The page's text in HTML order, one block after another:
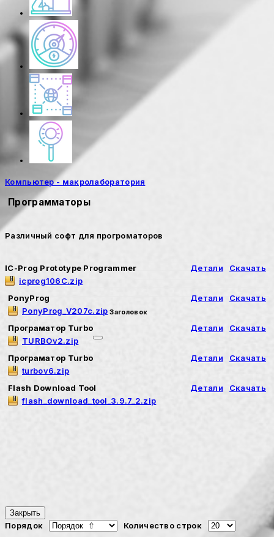
Компьютер - макролаборатория
Программаторы
Различный софт для прогроматоров
IC-Prog Prototype Programmer
icprog106C.zip
Скачать
Детали
PonyProg
PonyProg_V207c.zip
Скачать
Детали
Програматор Turbo
TURBOv2.zip
Скачать
Детали
Програматор Turbo
turbov6.zip
Скачать
Детали
Flash Download Tool
flash_download_tool_3.9.7_2.zip
Скачать
Детали
Заголовок
Закрыть
Порядок Количество строк